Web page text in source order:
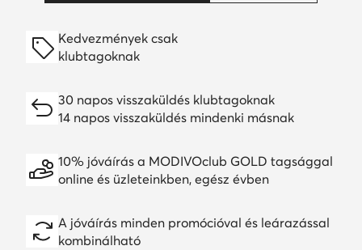
Kedvezmények csak
klubtagoknak
30 napos visszaküldés klubtagoknak
14 napos visszaküldés mindenki másnak
10% jóváírás a MODIVOclub GOLD tagsággal
online és üzleteinkben, egész évben
A jóváírás minden promócióval és leárazással
kombinálható